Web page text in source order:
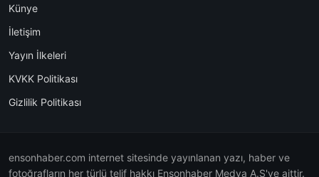
Künye
İletişim
Yayın İlkeleri
KVKK Politikası
Gizlilik Politikası
ensonhaber.com internet sitesinde yayınlanan yazı, haber ve
fotoğrafların her türlü telif hakkı Ensonhaber Medya A.Ş'ye aittir.